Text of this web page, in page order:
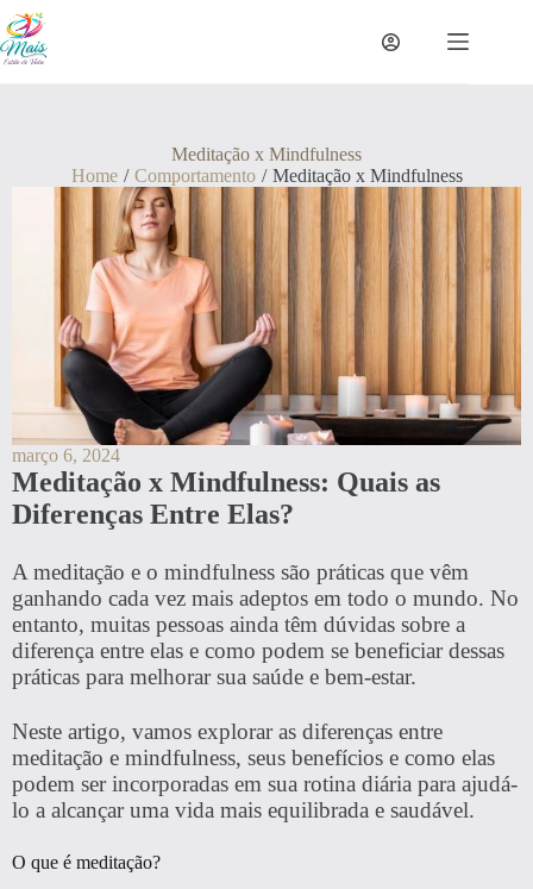
Meditação x Mindfulness
Home / Comportamento / Meditação x Mindfulness
março 6, 2024
Meditação x Mindfulness: Quais as
Diferenças Entre Elas?
A meditação e o mindfulness são práticas que vêm
ganhando cada vez mais adeptos em todo o mundo. No
entanto, muitas pessoas ainda têm dúvidas sobre a
diferença entre elas e como podem se beneficiar dessas
práticas para melhorar sua saúde e bem-estar.
Neste artigo, vamos explorar as diferenças entre
meditação e mindfulness, seus benefícios e como elas
podem ser incorporadas em sua rotina diária para ajudá-
lo a alcançar uma vida mais equilibrada e saudável.
O que é meditação?